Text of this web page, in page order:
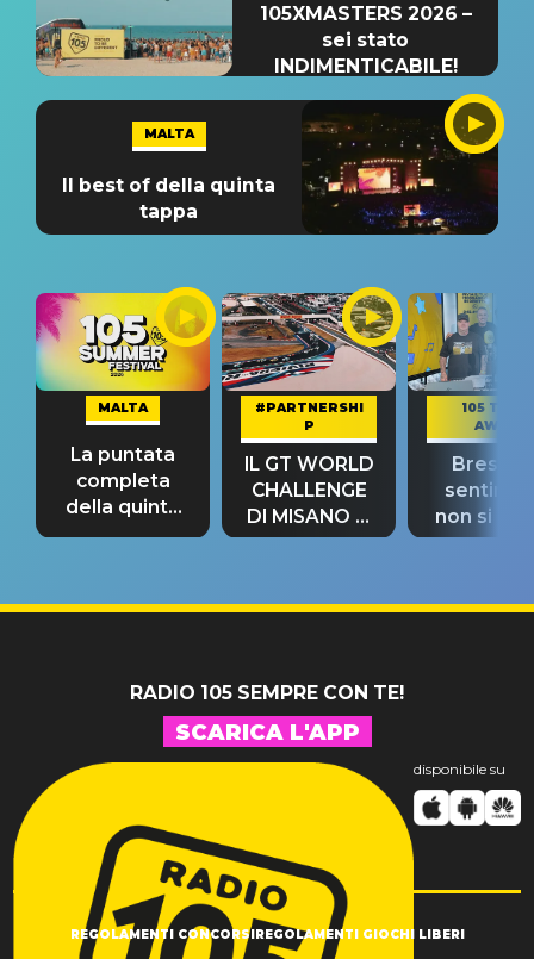
105XMASTERS 2026 –
sei stato
INDIMENTICABILE!
MALTA
Il best of della quinta
tappa
MALTA
La puntata
completa
della quinta
tappa
#PARTNERSHI
P
IL GT WORLD
CHALLENGE
DI MISANO si
riconferma
105 TAKE
AWAY
Bresh:
non si
fino alla
RADIO 105 SEMPRE CON TE!
SCARICA L'APP
disponibile su
REGOLAMENTI CONCORSI REGOLAMENTI GIOCHI LIBERI